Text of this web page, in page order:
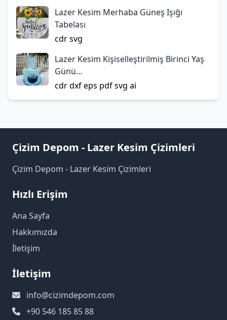
Lazer Kesim Merhaba Güneş Işığı
Tabelası
cdrsvg
Lazer Kesim Kişiselleştirilmiş Birinci Yaş
Günü...
cdrdxfeps pdfsvg ai
Çizim Depom - Lazer Kesim Çizimleri
Çizim Depom - Lazer Kesim Çizimleri
Hızlı Erişim
Ana Sayfa
Hakkımızda
İletişim
İletişim
info@cizimdepom.com
+90 546 185 85 88